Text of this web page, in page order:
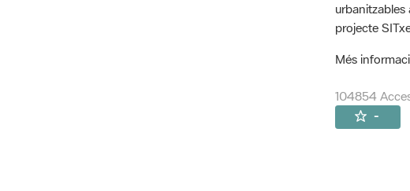
urbanitzables
projecte
Més
104854
-